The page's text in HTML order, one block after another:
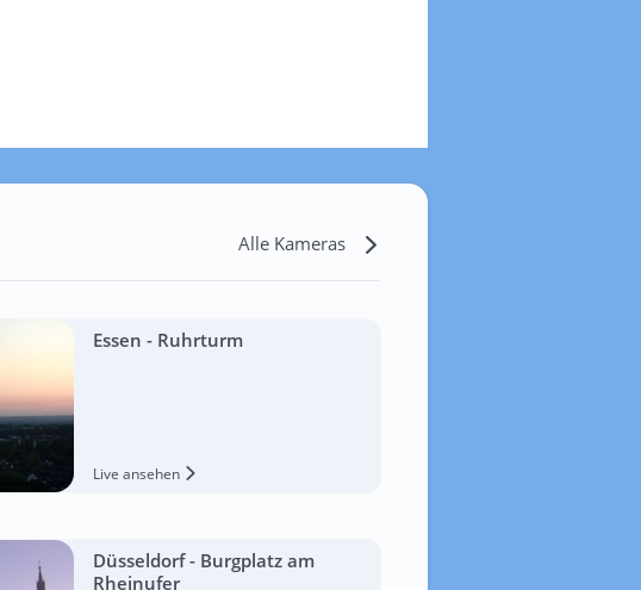
Alle Kameras
Essen - Ruhrturm
Live ansehen
Düsseldorf - Burgplatz am
Rheinufer